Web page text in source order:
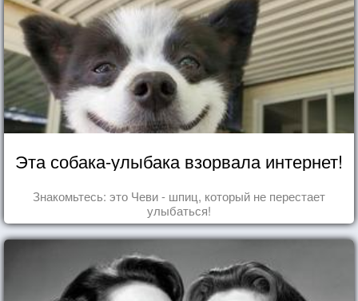
Эта собака-улыбака взорвала интернет!
Знакомьтесь: это Чеви - шпиц, который не перестает
улыбаться!